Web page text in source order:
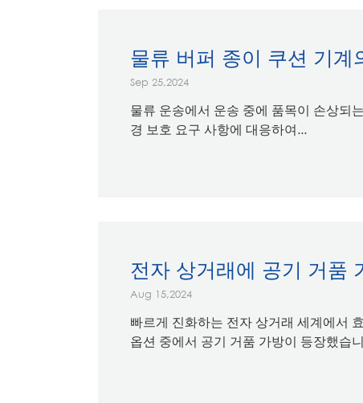
물류 버퍼 종이 쿠션 기계
Sep 25,2024
물류 운송에서 운송 중에 품목이 손상되
경 보호 요구 사항에 대응하여...
전자 상거래에 공기 거품
Aug 15,2024
빠르게 진화하는 전자 상거래 세계에서
옵션 중에서 공기 거품 가방이 등장했습